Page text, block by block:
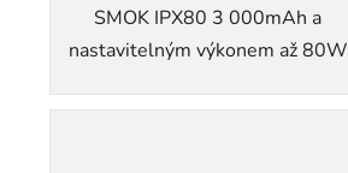
SMOK IPX80 3 000mAh a
nastavitelným výkonem až 80W